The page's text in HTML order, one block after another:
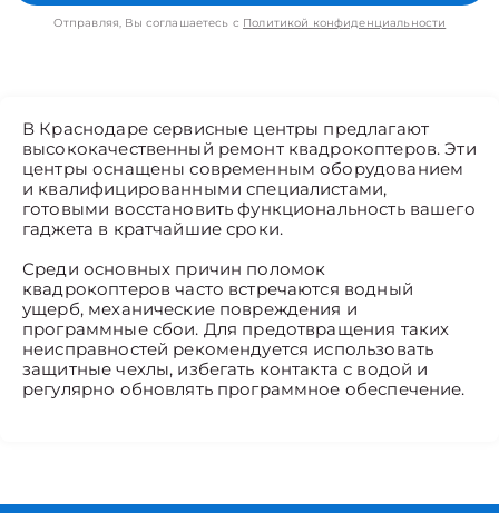
Отправляя, Вы соглашаетесь с Политикой конфиденциальности
В Краснодаре сервисные центры предлагают
высококачественный ремонт квадрокоптеров. Эти
центры оснащены современным оборудованием
и квалифицированными специалистами,
готовыми восстановить функциональность вашего
гаджета в кратчайшие сроки.
Среди основных причин поломок
квадрокоптеров часто встречаются водный
ущерб, механические повреждения и
программные сбои. Для предотвращения таких
неисправностей рекомендуется использовать
защитные чехлы, избегать контакта с водой и
регулярно обновлять программное обеспечение.